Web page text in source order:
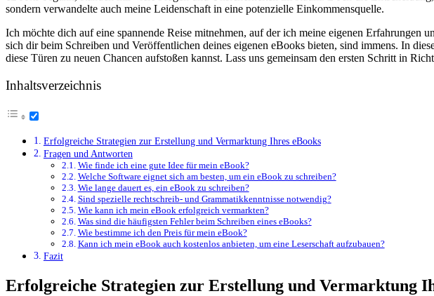
sondern verwandelte auch meine Leidenschaft in eine potenzielle‍ Einkommensquelle.
Ich‍ möchte dich ‍auf eine spannende ⁣Reise ‌mitnehmen, auf der ich meine eigenen‌
⁢sich dir beim Schreiben⁢ und ⁤Veröffentlichen deines eigenen eBooks bieten, sind immens. In
diese⁢ Türen zu neuen Chancen aufstoßen kannst. Lass uns gemeinsam den ersten Schritt in
Inhaltsverzeichnis
Erfolgreiche Strategien zur‍ Erstellung und Vermarktung⁢ Ihres eBooks
Fragen und Antworten
Wie finde ich eine gute Idee ⁢für mein eBook?
Welche Software eignet sich am besten, um ⁣ein eBook⁣ zu schreiben?
Wie lange dauert es, ⁢ein eBook ‌zu schreiben?
Sind spezielle​ rechtschreib- und Grammatikkenntnisse notwendig?
Wie kann ich mein⁣ eBook⁢ erfolgreich vermarkten?
Was sind‍ die häufigsten Fehler beim Schreiben eines‍ eBooks?
Wie ⁣bestimme ​ich den Preis‌ für mein eBook?
Kann ich mein‍ eBook⁣ auch kostenlos anbieten, um​ eine Leserschaft aufzubauen?
Fazit
Erfolgreiche Strategien zur‍ Erstellung und Vermarktung⁢